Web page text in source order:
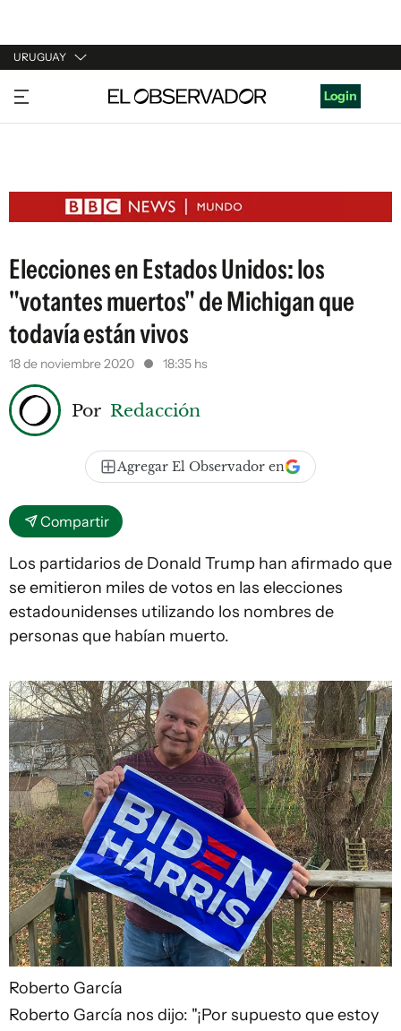
URUGUAY
URUGUAY
ARGENTINA
ESTADOS UNIDOS
Login
Elecciones en Estados Unidos: los
"votantes muertos" de Michigan que
todavía están vivos
18 de noviembre 2020 18:35 hs
Por Redacción
Agregar El Observador en
Compartir
Los partidarios de Donald Trump han afirmado que
se emitieron miles de votos en las elecciones
estadounidenses utilizando los nombres de
personas que habían muerto.
Roberto García
Roberto García nos dijo: "¡Por supuesto que estoy